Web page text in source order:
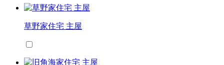
草野家住宅 主屋